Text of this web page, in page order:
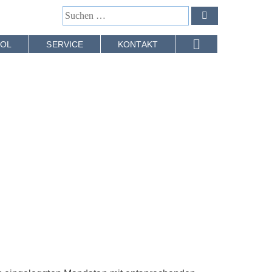
SERVICE KONTAKT